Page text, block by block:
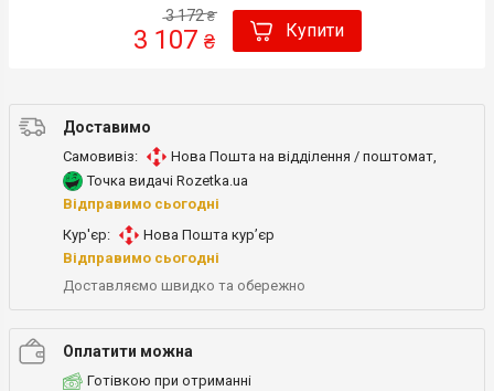
3 172₴
3 107 ₴ Купити
Доставимо
Самовивіз: Нова Пошта на відділення / поштомат,
Точка видачі Rozetka.ua
Відправимо сьогодні
Кур'єр:
Нова Пошта кур’єр
Відправимо сьогодні
Доставляємо швидко та обережно
Оплатити можна
Готівкою при отриманні